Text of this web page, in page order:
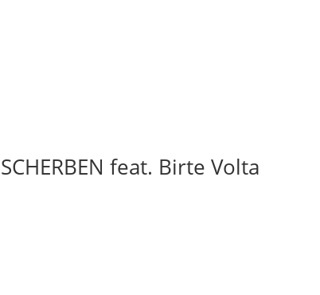
feat. Birte Volta